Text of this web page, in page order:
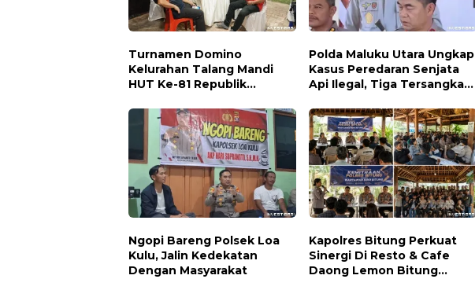
Turnamen Domino
Kelurahan Talang Mandi
HUT Ke-81 Republik
Polda Maluku Utara Ungkap
Kasus Peredaran Senjata
Api Ilegal, Tiga Tersangka
Ngopi Bareng Polsek Loa
Kulu, Jalin Kedekatan
Dengan Masyarakat
Kapolres Bitung Perkuat
Sinergi Di Resto & Cafe
Daong Lemon Bitung